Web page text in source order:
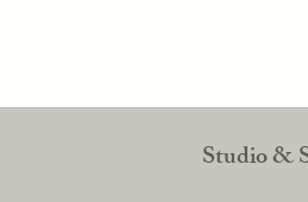
Studio &